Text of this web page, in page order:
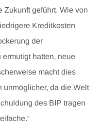
Zukunft geführt. Wie von
Kreditkosten
der
hatten, neue
macht dies
unmöglicher, da die Welt
des BIP tragen